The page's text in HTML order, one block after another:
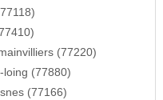
(77220)
loing (77880)
(77166)